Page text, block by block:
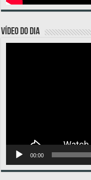
VÍDEO DO DIA
00:00